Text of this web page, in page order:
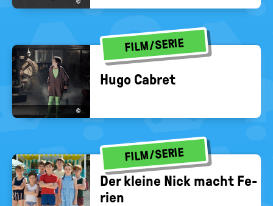
©
FILM/SERIE
©
Hugo Cab­ret
FILM/SERIE
Der klei­ne Nick macht Fe­
ri­en